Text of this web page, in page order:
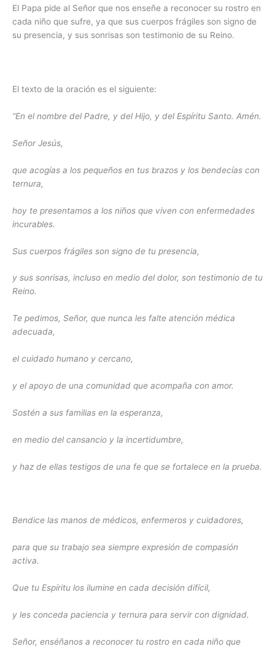
El Papa pide al Señor que nos enseñe a reconocer su rostro en
cada niño que sufre, ya que sus cuerpos frágiles son signo de
su presencia, y sus sonrisas son testimonio de su Reino.
El texto de la oración es el siguiente:
“En el nombre del Padre, y del Hijo, y del Espíritu Santo. Amén.
Señor Jesús,
que acogías a los pequeños en tus brazos y los bendecías con
ternura,
hoy te presentamos a los niños que viven con enfermedades
incurables.
Sus cuerpos frágiles son signo de tu presencia,
y sus sonrisas, incluso en medio del dolor, son testimonio de tu
Reino.
Te pedimos, Señor, que nunca les falte atención médica
adecuada,
el cuidado humano y cercano,
y el apoyo de una comunidad que acompaña con amor.
Sostén a sus familias en la esperanza,
en medio del cansancio y la incertidumbre,
y haz de ellas testigos de una fe que se fortalece en la prueba.
Bendice las manos de médicos, enfermeros y cuidadores,
para que su trabajo sea siempre expresión de compasión
activa.
Que tu Espíritu los ilumine en cada decisión difícil,
y les conceda paciencia y ternura para servir con dignidad.
Señor, enséñanos a reconocer tu rostro en cada niño que